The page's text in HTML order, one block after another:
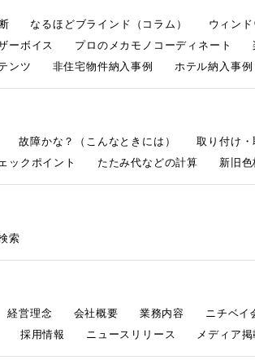
なるほどブラインド（コラム） ウィン
ーボイス プロのメカモノコーディネート
ンツ 非住宅物件納入事例 ホテル納入事例
故障かな？（こんなときには） 取り付け
ックポイント たたみ代などの計算 新旧
索
経営理念 会社概要 業務内容 ニチベイ
採用情報 ニュースリリース メディア掲